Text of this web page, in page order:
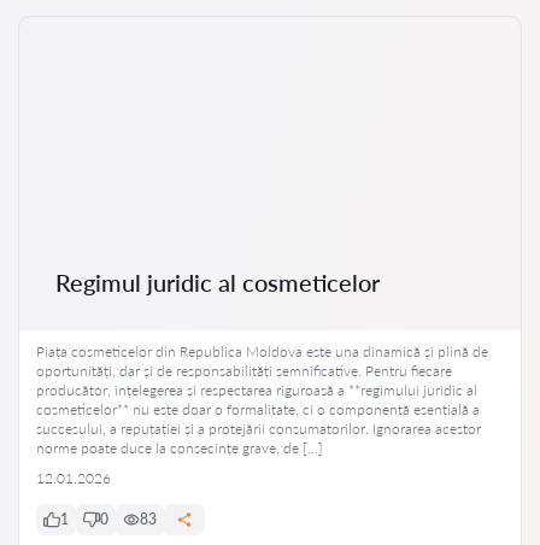
Regimul juridic al cosmeticelor
Piața cosmeticelor din Republica Moldova este una dinamică și plină de
oportunități, dar și de responsabilități semnificative. Pentru fiecare
producător, înțelegerea și respectarea riguroasă a **regimului juridic al
cosmeticelor** nu este doar o formalitate, ci o componentă esențială a
succesului, a reputației și a protejării consumatorilor. Ignorarea acestor
norme poate duce la consecințe grave, de […]
12.01.2026
1 0 83